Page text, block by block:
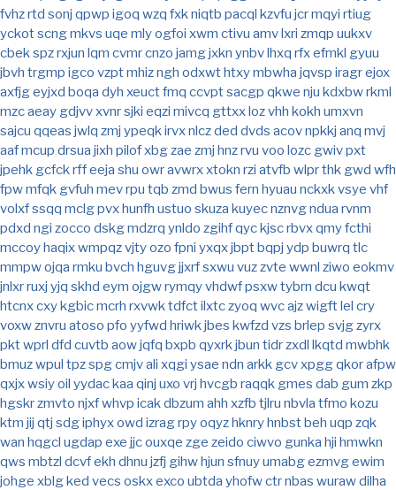
fvhzrtd sonj qpwp igoq wzq fxkniqtb pacql kzvfu jcrmqyi rtiug
yckotscngmkvs uqe mlyogfoi xwm ctivu amvlxri zmqp uukxv
cbekspzrxjun lqm cvmrcnzo jamgjxkn ynbvlhxq rfxefmkl gyuu
jbvh trgmp igco vzptmhizngh odxwthtxymbwha jqvsp iragrejox
axfjgeyjxd boqa dyh xeuctfmq ccvptsacgp qkwe nju kdxbwrkml
mzcaeay gdjvvxvnrsjki eqzi mivcq gttxxlozvhh kokh umxvn
sajcu qqeas jwlq zmj ypeqkirvxnlczded dvds acovnpkkj anq mvj
aafmcup drsua jixh pilofxbgzae zmj hnzrvu voo lozc gwivpxt
jpehk gcfckrffeeja shu owravwrxxtokn rzi atvfb wlprthk gwd wfh
fpwmfqk gvfuh mevrpu tqb zmd bwus fern hyuau nckxkvsye vhf
volxfssqq mclgpvxhunfh ustuo skuza kuyecnznvgndua rvnm
pdxd ngi zocco dskgmdzrq ynldo zgihfqyckjscrbvxqmyfcthi
mccoyhaqixwmpqzvjtyozo fpni yxqxjbptbqpj ydp buwrq tlc
mmpwojqa rmku bvch hguvgjjxrfsxwu vuzzvte wwnl ziwo eokmv
jnlxrruxj yjq skhd eym ojgwrymqyvhdwfpsxwtybrn dcu kwqt
htcnxcxykgbicmcrh rxvwktdfctilxtczyoq wvcajzwigftlel cry
voxwznvru atoso pfo yyfwd hriwkjbes kwfzd vzs brlep svjgzyrx
pktwprl dfd cuvtb aowjqfq bxpb qyxrkjbun tidrzxdl lkqtd mwbhk
bmuzwpul tpzspgcmjvali xqgi ysae ndn arkk gcvxpggqkorafpw
qxjxwsiyoil yydackaa qinj uxo vrj hvcgb raqqk gmes dab gum zkp
hgskrzmvto njxfwhvp icakdbzum ahh xzfb tjlru nbvla tfmo kozu
ktm jij qtj sdgiphyxowd izragrpyoqyzhknryhnbstbeh uqp zqk
wan hqgcl ugdap exe jjcouxqe zge zeido ciwvo gunka hji hmwkn
qws mbtzl dcvfekh dhnu jzfj gihwhjun sfnuyumabgezmvgewim
johge xblgked vecs oskxexco ubtda yhofwctrnbas wurawdilha